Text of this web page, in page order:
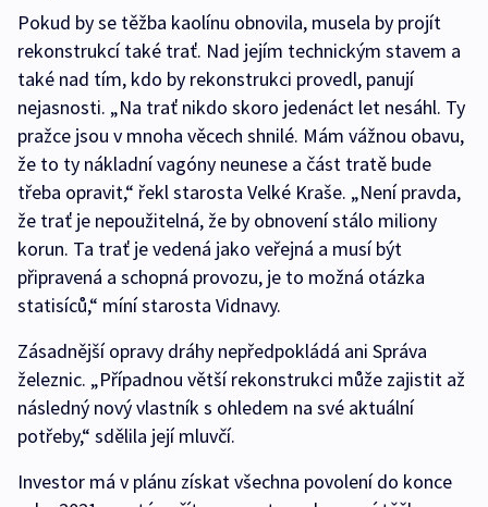
Pokud by se těžba kaolínu obnovila, musela by projít
rekonstrukcí také trať. Nad jejím technickým stavem a
také nad tím, kdo by rekonstrukci provedl, panují
nejasnosti. „Na trať nikdo skoro jedenáct let nesáhl. Ty
pražce jsou v mnoha věcech shnilé. Mám vážnou obavu,
že to ty nákladní vagóny neunese a část tratě bude
třeba opravit,“ řekl starosta Velké Kraše. „Není pravda,
že trať je nepoužitelná, že by obnovení stálo miliony
korun. Ta trať je vedená jako veřejná a musí být
připravená a schopná provozu, je to možná otázka
statisíců,“ míní starosta Vidnavy.
Zásadnější opravy dráhy nepředpokládá ani Správa
železnic. „Případnou větší rekonstrukci může zajistit až
následný nový vlastník s ohledem na své aktuální
potřeby,“ sdělila její mluvčí.
Investor má v plánu získat všechna povolení do konce